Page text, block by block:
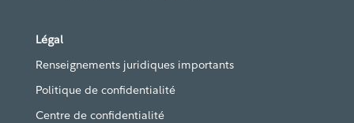
Légal
Renseignements juridiques importants
Politique de confidentialité
Centre de confidentialité